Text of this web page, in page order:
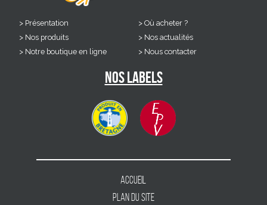
Présentation
Nos produits
Notre boutique en ligne
Où acheter ?
Nos actualités
Nous contacter
Nos labels
Accueil
Plan du site